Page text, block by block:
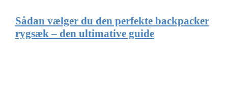
Sådan vælger du den perfekte backpacker
rygsæk – den ultimative guide